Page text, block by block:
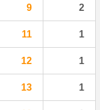
9 2
11 1
12 1
13 1